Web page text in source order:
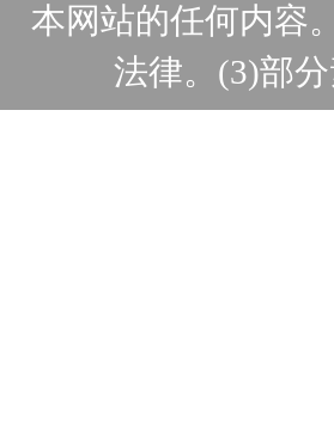
本网站的任何内容
法律。(3)部